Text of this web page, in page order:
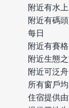
附近有水
附近有碼頭
每日
附近有賽
附近生態
附近可泛舟
所有窗戶
住宿提供